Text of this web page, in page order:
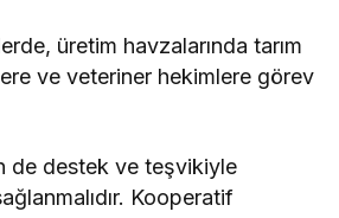
üretim havzalarında tarım
ve veteriner hekimlere görev
destek ve teşvikiyle
Kooperatif